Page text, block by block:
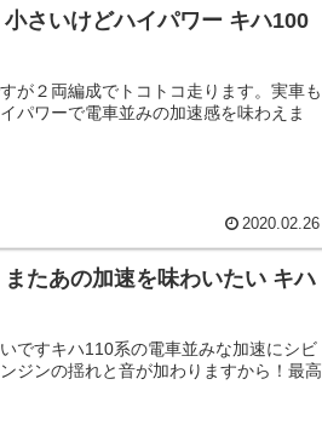
さいけどハイパワー キハ100
が２両編成でトコトコ走ります。実車も
パワーで電車並みの加速感を味わえま
2020.02.26
たあの加速を味わいたい キハ
ですキハ110系の電車並みな加速にシビ
ジンの揺れと音が加わりますから！最高